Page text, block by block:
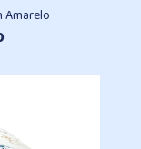
Amarelo
Faixa
preço:
R$307,80